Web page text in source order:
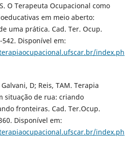
O Terapeuta Ocupacional como
em meio aberto:
uma prática. Cad. Ter. Ocup.
542. Disponível em:
D; Reis, TAM. Terapia
situação de rua: criando
fronteiras. Cad. Ter.Ocup.
Disponível em: